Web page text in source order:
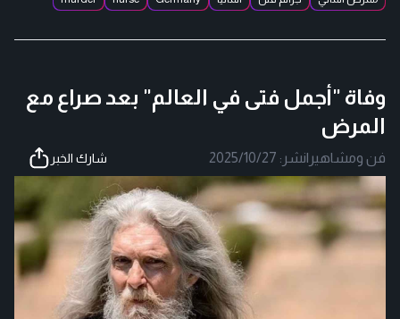
وفاة "أجمل فتى في العالم" بعد صراع مع
المرض
فن ومشاهير |نشر: 2025/10/27 شارك الخبر